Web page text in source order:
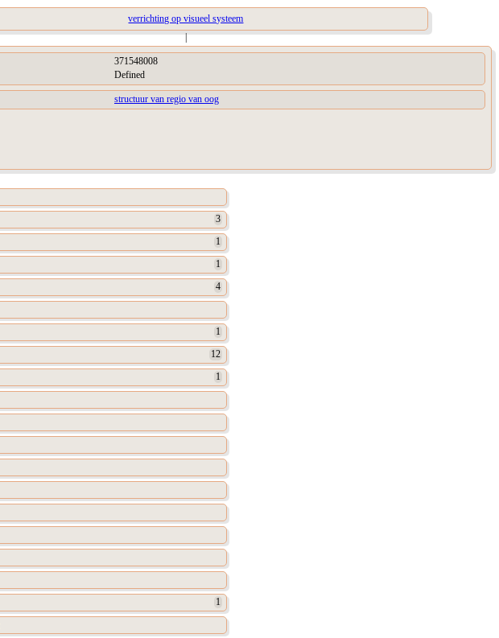
verrichting op visueel systeem
|
371548008
Defined
structuur van regio van oog
3
1
1
4
1
12
1
1